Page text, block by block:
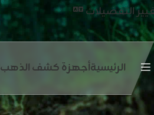
التفضيلات
الرئيسيةأجهزة كشف الذهب